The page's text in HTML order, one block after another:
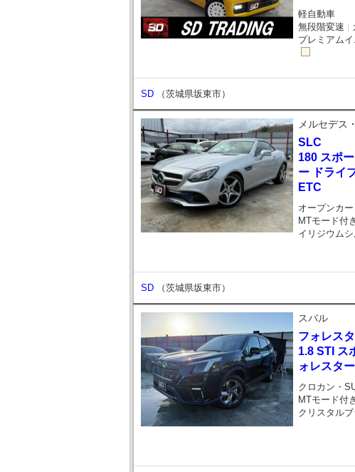
軽自動車
無段階変速 ｜
プレミアムイ
SD （茨城県坂東市）
メルセデス
SLC
180 スポ
ー ドライ
ETC
オープンカー
MTモード付
イリジウム
SD （茨城県坂東市）
スバル
フォレス
1.8 STI ス
ォレスタ
クロカン・
MTモード付
クリスタル